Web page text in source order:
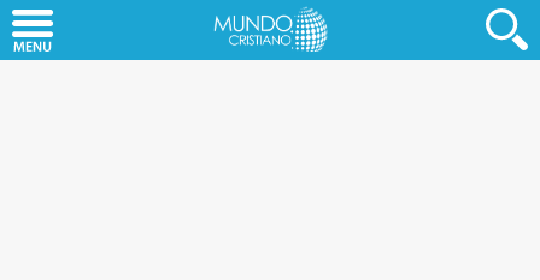
to